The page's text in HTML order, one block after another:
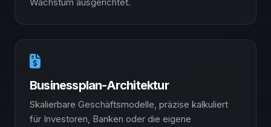
Businessplan-Architektur
Skalierbare Geschäftsmodelle, präzise kalkuliert
für Investoren, Banken oder die eigene